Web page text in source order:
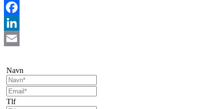
Facebook
LinkedIn
Navn
Tlf